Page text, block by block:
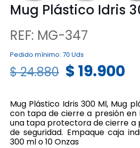
Mug Plástico Idris
REF: MG-347
Pedido mínimo: 70 Uds
$24.880 $19.900
Mug Plástico Idris 300 Ml, Mug
con tapa de cierre a presión en
una tapa protectora de cierre a
de seguridad. Empaque caja
300 ml o 10 Onzas